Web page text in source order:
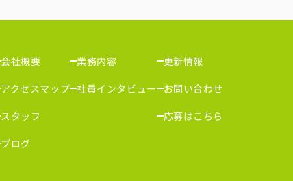
会社概要
アクセスマップ
スタッフ
ブログ
業務内容
社員インタビュー
更新情報
お問い合わせ
応募はこちら